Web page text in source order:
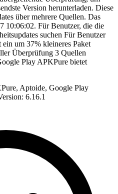
Version herunterladen. Diese
über mehrere Quellen. Das
10:06:02. Für Benutzer, die die
suchen Für Benutzer
um 37% kleineres Paket
Überprüfung 3 Quellen
Play APKPure bietet
Aptoide, Google Play
6.16.1